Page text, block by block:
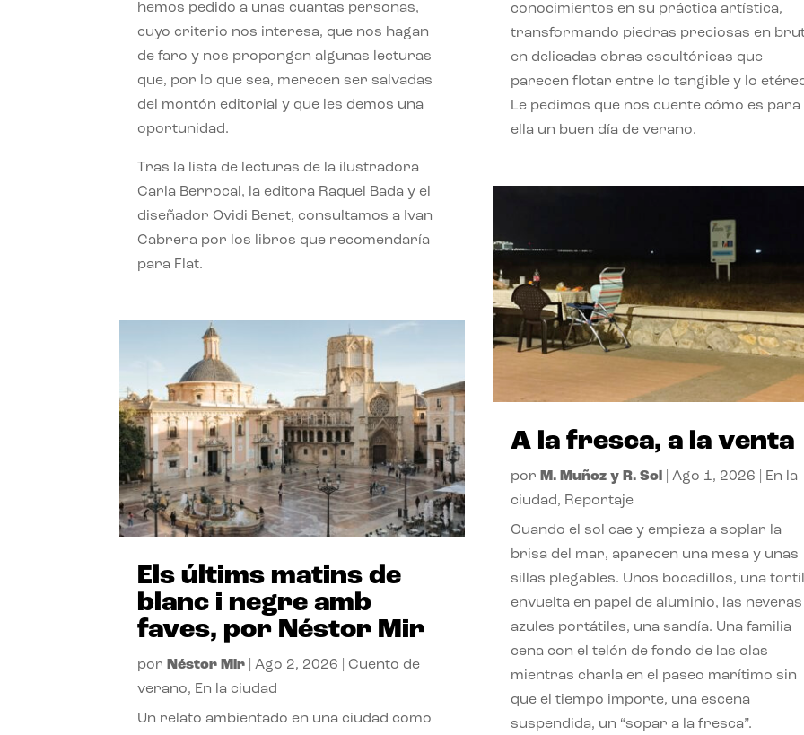
hemos pedido a unas cuantas personas,
cuyo criterio nos interesa, que nos hagan
de faro y nos propongan algunas lecturas
que, por lo que sea, merecen ser salvadas
del montón editorial y que les demos una
oportunidad.
Tras la lista de lecturas de la ilustradora
Carla Berrocal, la editora Raquel Bada y el
diseñador Ovidi Benet, consultamos a Ivan
Cabrera por los libros que recomendaría
para Flat.
Els últims matins de
blanc i negre amb
faves, por Néstor Mir
por Néstor Mir |Ago 2, 2026 |Cuento de
verano, En la ciudad
Un relato ambientado en una ciudad como
conocimientos en su práctica artística,
transformando piedras preciosas en
en delicadas obras escultóricas que
parecen flotar entre lo tangible y lo
Le pedimos que nos cuente cómo es para
ella un buen día de verano.
A la fresca, a la venta
por M. Muñoz y R. Sol Ago 1, 2026
En la
ciudad, Reportaje
Cuando el sol cae y empieza a soplar la
brisa del mar, aparecen una mesa y unas
sillas plegables. Unos bocadillos, una
envuelta en papel de aluminio, las neveras
azules portátiles, una sandía. Una familia
cena con el telón de fondo de las olas
mientras charla en el paseo marítimo sin
que el tiempo importe, una escena
suspendida, un “sopar a la fresca”.